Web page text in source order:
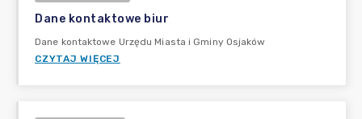
Dane kontaktowe biur
Dane kontaktowe Urzędu Miasta i Gminy Osjaków
CZYTAJ WIĘCEJ